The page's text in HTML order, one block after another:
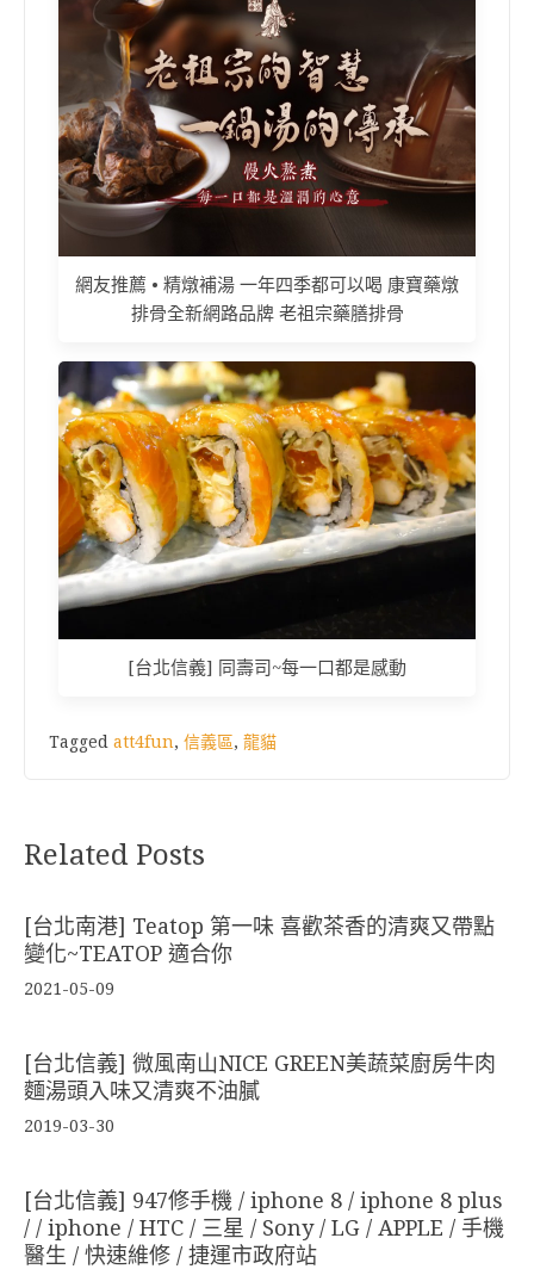
網友推薦 • 精燉補湯 一年四季都可以喝 康寶藥燉
排骨全新網路品牌 老祖宗藥膳排骨
[台北信義] 同壽司~每一口都是感動
Tagged att4fun, 信義區, 龍貓
Related Posts
[台北南港] Teatop 第一味 喜歡茶香的清爽又帶點
變化~TEATOP 適合你
2021-05-09
[台北信義] 微風南山NICE GREEN美蔬菜廚房牛肉
麵湯頭入味又清爽不油膩
2019-03-30
[台北信義] 947修手機 / iphone 8 / iphone 8 plus
/ / iphone / HTC / 三星 / Sony / LG / APPLE / 手機
醫生 / 快速維修 / 捷運市政府站